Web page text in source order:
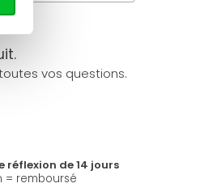
vos questions.
réflexion de 14 jours
= remboursé